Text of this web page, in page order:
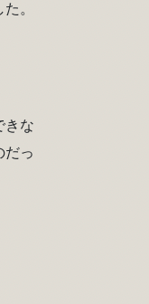
。
きな
だっ